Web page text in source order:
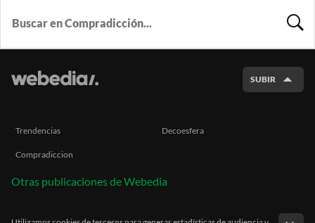
SUBIR
Trendencias Decoesfera
Compradiccion
Otras publicaciones de Webedia